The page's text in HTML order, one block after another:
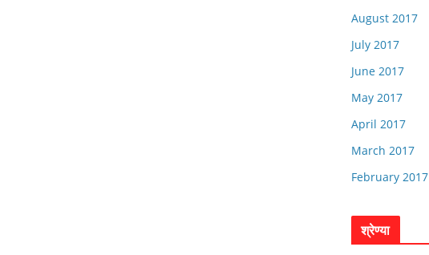
August 2017
July 2017
June 2017
May 2017
April 2017
March 2017
February 2017
श्रेण्या